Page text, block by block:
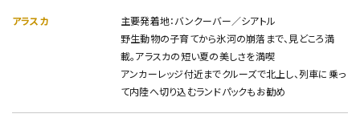
アラスカ
主要発着地：バンクーバー／シアトル
野生動物の子育てから氷河の崩落まで、見どころ満
載。アラスカの短い夏の美しさを満喫
アンカーレッジ付近までクルーズで北上し、列車に乗っ
て内陸へ切り込むランドパックもお勧め